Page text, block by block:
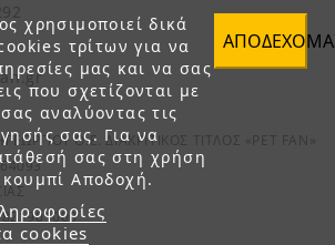
χρησιμοποιεί δικά
τρίτων για να
μας και να σας
που σχετίζονται με
αναλύοντας τις
σας. Για να
σας στη χρήση
Αποδοχή.
cookies
Ο.Ε. ΔΙΑΚΡΙΤΙΚΟΣ ΤΙΤΛΟΣ «PET FAN»